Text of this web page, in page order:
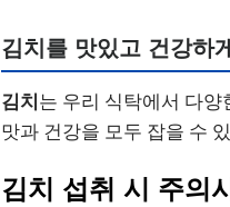
김치를 맛있고 건강하
김치는 우리 식탁에서 다
맛과 건강을 모두 잡을 수
김치 섭취 시 주의